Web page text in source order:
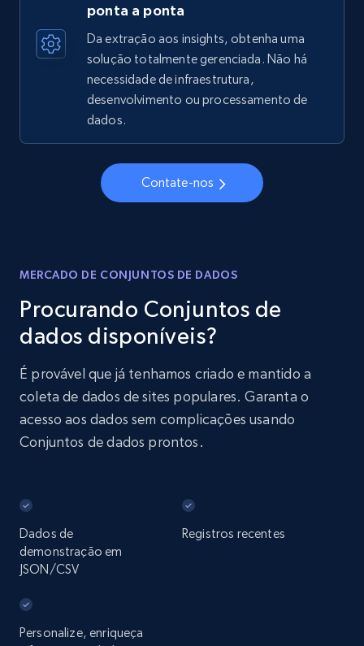
ponta a ponta
Da extração aos insights, obtenha uma
solução totalmente gerenciada. Não há
necessidade de infraestrutura,
desenvolvimento ou processamento de
dados.
Contate-nos
MERCADO DE CONJUNTOS DE DADOS
Procurando Conjuntos de
dados disponíveis?
É provável que já tenhamos criado e mantido a
coleta de dados de sites populares. Garanta o
acesso aos dados sem complicações usando
Conjuntos de dados prontos.
Dados de
demonstração em
JSON/CSV
Registros recentes
Personalize, enriqueça